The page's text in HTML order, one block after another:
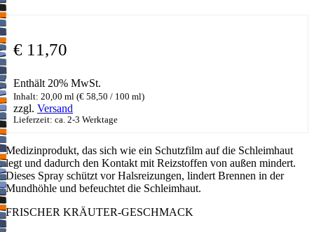
€ 11,70
Enthält 20% MwSt.
Inhalt: 20,00 ml (€ 58,50 / 100 ml)
zzgl. Versand
Lieferzeit: ca. 2-3 Werktage
Medizinprodukt, das sich wie ein Schutzfilm auf die Schleimhaut
legt und dadurch den Kontakt mit Reizstoffen von außen mindert.
Dieses Spray schützt vor Halsreizungen, lindert Brennen in der
Mundhöhle und befeuchtet die Schleimhaut.
FRISCHER KRÄUTER-GESCHMACK